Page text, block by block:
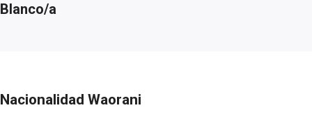
Blanco/a
Nacionalidad Waorani